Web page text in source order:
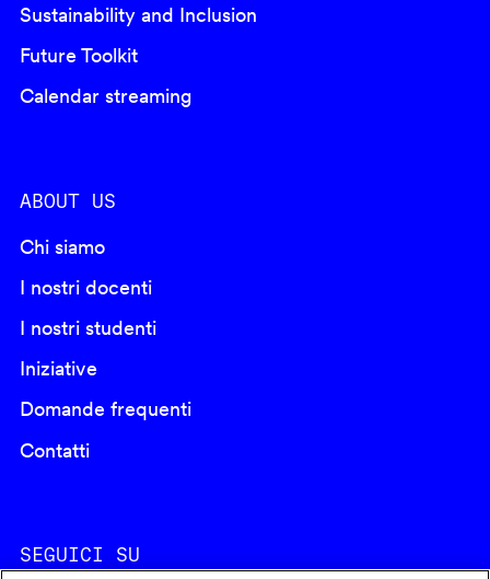
Sustainability and Inclusion
Future Toolkit
Calendar streaming
ABOUT US
Chi siamo
I nostri docenti
I nostri studenti
Iniziative
Domande frequenti
Contatti
SEGUICI SU